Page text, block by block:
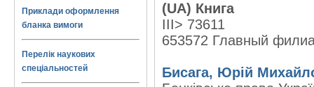
Приклади оформлення
бланка вимоги
Перелік наукових
спеціальностей
(UA) Книга
III> 73611
653572 Главный
Бисага, Юрій